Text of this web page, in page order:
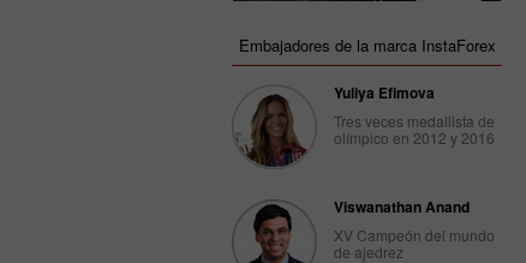
Embajadores de la marca InstaForex
Yuliya Efimova
Tres veces medallista de
olímpico en 2012 y 2016
Viswanathan Anand
XV Campeón del mundo
de ajedrez